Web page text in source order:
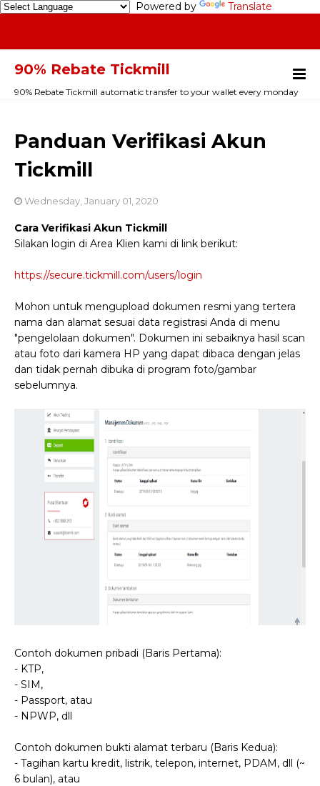
Powered by Translate
90% Rebate Tickmill
90% Rebate Tickmill automatic transfer to your wallet every monday
Panduan Verifikasi Akun
Tickmill
Wednesday, January 01, 2020
Cara Verifikasi Akun Tickmill
Silakan login di Area Klien kami di link berikut:
https://secure.tickmill.com/users/login
Mohon untuk mengupload dokumen resmi yang tertera
nama dan alamat sesuai data registrasi Anda di menu
"pengelolaan dokumen". Dokumen ini sebaiknya hasil scan
atau foto dari kamera HP yang dapat dibaca dengan jelas
dan tidak pernah dibuka di program foto/gambar
sebelumnya.
Contoh dokumen pribadi (Baris Pertama):
- KTP,
- SIM,
- Passport, atau
- NPWP, dll
Contoh dokumen bukti alamat terbaru (Baris Kedua):
- Tagihan kartu kredit, listrik, telepon, internet, PDAM, dll (~
6 bulan), atau